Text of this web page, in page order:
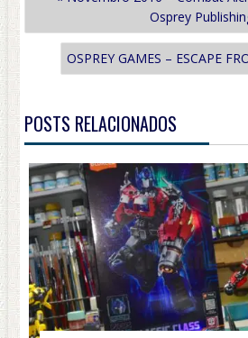
POST
Osprey
OSPREY GAMES – ESCAPE
POSTS RELACIONADOS